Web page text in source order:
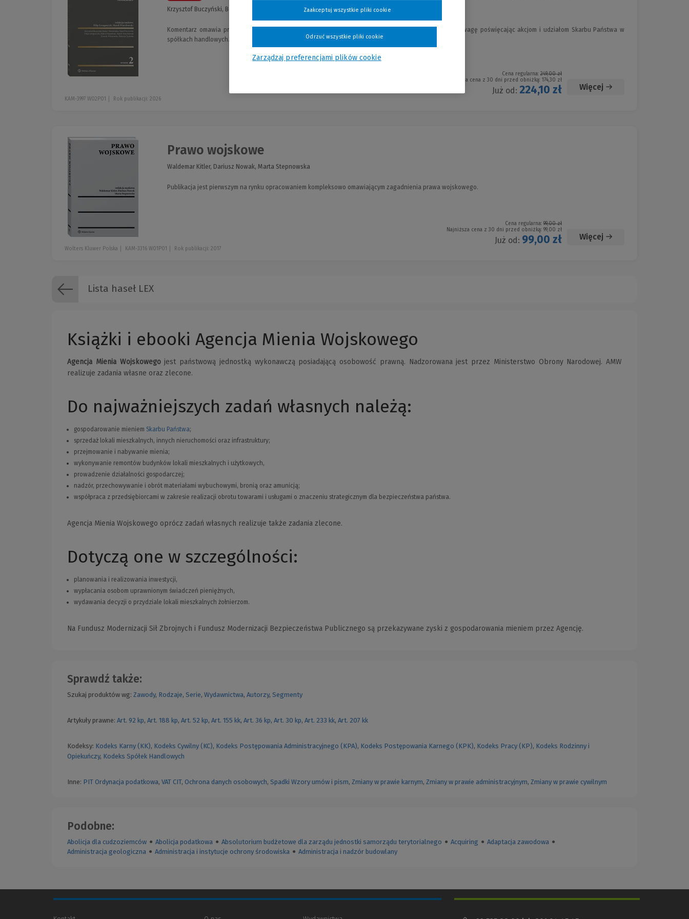
Krzysztof Buczyński, Beata Chłodzińska, Paweł Durzyński, Filip Grzegorczyk, Miłosz Kłosowi...
Komentarz omawia problematykę zarządzania różnymi składnikami mienia państwowego, szczególną uwagę poświęcając akcjom i udziałom Skarbu Państwa w
spółkach handlowych.
Cena regularna: 249,00 zł
Najniższa cena z 30 dni przed obniżką: 174,30 zł
Już od: 224,10 zł Więcej
KAM-3997 W02P01 Rok publikacji: 2026
Prawo wojskowe
Waldemar Kitler, Dariusz Nowak, Marta Stepnowska
Publikacja jest pierwszym na rynku opracowaniem kompleksowo omawiającym zagadnienia prawa wojskowego.
Cena regularna: 99,00 zł
Najniższa cena z 30 dni przed obniżką: 99,00 zł
Już od: 99,00 zł Więcej
Wolters Kluwer Polska KAM-3316 W01P01 Rok publikacji: 2017
Lista haseł LEX
Książki i ebooki Agencja Mienia Wojskowego
Agencja Mienia Wojskowegojest państwową jednostką wykonawczą posiadającą osobowość prawną. Nadzorowana jest przez Ministerstwo Obrony Narodowej. AMW
realizuje zadania własne oraz zlecone.
Do najważniejszych zadań własnych należą:
gospodarowanie mieniem Skarbu Państwa;
sprzedaż lokali mieszkalnych, innych nieruchomości oraz infrastruktury;
przejmowanie i nabywanie mienia;
wykonywanie remontów budynków lokali mieszkalnych i użytkowych,
prowadzenie działalności gospodarczej;
nadzór, przechowywanie i obrót materiałami wybuchowymi, bronią oraz amunicją;
współpraca z przedsiębiorcami w zakresie realizacji obrotu towarami i usługami o znaczeniu strategicznym dla bezpieczeństwa państwa.
Agencja Mienia Wojskowego oprócz zadań własnych realizuje także zadania zlecone.
Dotyczą one w szczególności:
planowania i realizowania inwestycji,
wypłacania osobom uprawnionym świadczeń pieniężnych,
wydawania decyzji o przydziale lokali mieszkalnych żołnierzom.
Na Fundusz Modernizacji Sił Zbrojnych i Fundusz Modernizacji Bezpieczeństwa Publicznego są przekazywane zyski z gospodarowania mieniem przez Agencję.
Sprawdź także:
Szukaj produktów wg: Zawody, Rodzaje, Serie, Wydawnictwa, Autorzy, Segmenty
Artykuły prawne: Art. 92 kp, Art. 188 kp, Art. 52 kp, Art. 155 kk, Art. 36 kp, Art. 30 kp, Art. 233 kk, Art. 207 kk
Kodeksy: Kodeks Karny (KK), Kodeks Cywilny (KC), Kodeks Postępowania Administracyjnego (KPA), Kodeks Postępowania Karnego (KPK), Kodeks Pracy (KP), Kodeks Rodzinny i
Opiekuńczy, Kodeks Spółek Handlowych
Inne: PIT Ordynacja podatkowa, VAT CIT, Ochrona danych osobowych, Spadki Wzory umów i pism, Zmiany w prawie karnym, Zmiany w prawie administracyjnym, Zmiany w prawie cywilnym
Podobne:
Abolicja dla cudzoziemców ● Abolicja podatkowa ● Absolutorium budżetowe dla zarządu jednostki samorządu terytorialnego ● Acquiring ● Adaptacja zawodowa ●
Administracja geologiczna ● Administracja i instytucje ochrony środowiska ● Administracja i nadzór budowlany
Zarządzaj preferencjami plików cookie
Odrzuć wszystkie pliki cookie
Zaakceptuj wszystkie pliki cookie